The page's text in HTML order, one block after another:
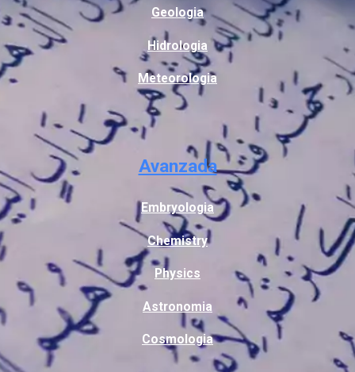
Geologia
Hidrologia
Meteorologia
Avanzada
Embryologia
Chemistry
Physics
Astronomia
Cosmologia